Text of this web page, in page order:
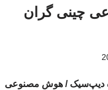
چینی گران
دیپ‌سیک / هوش مصنوعی